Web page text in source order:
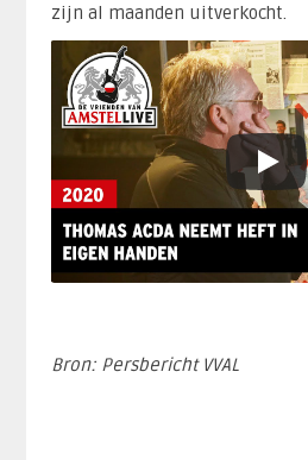
zijn al maanden uitverkocht.
Bron: Persbericht VVAL